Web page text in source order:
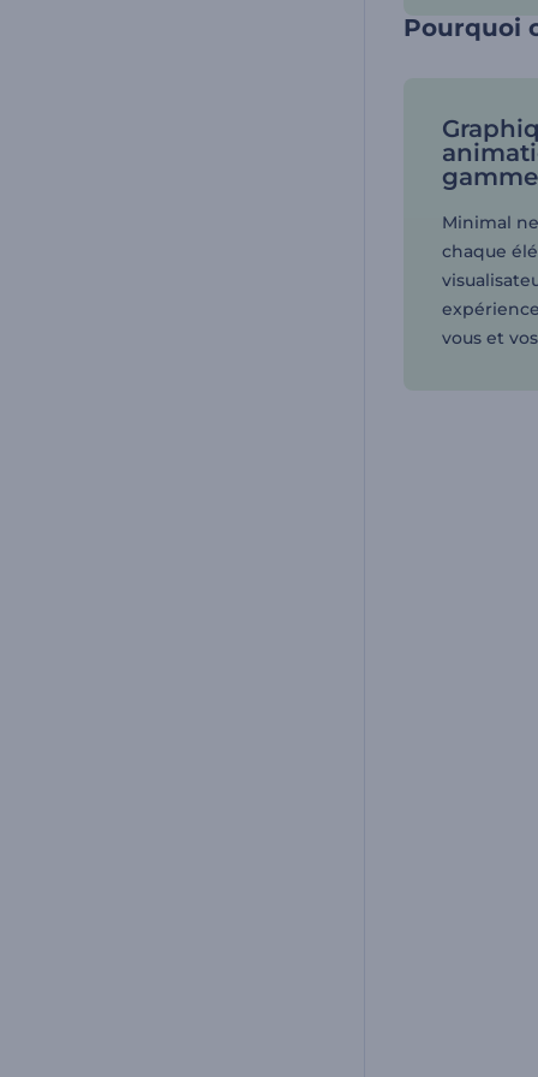
Pourquoi
gamme
Minimal
chaque
vous et